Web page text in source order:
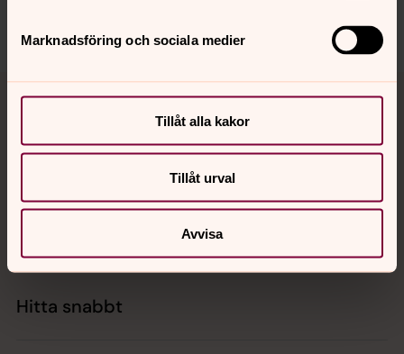
Marknadsföring och sociala medier
Tillåt alla kakor
Tillåt urval
Avvisa
Tillbaka till toppen
Tillbaka till innehållet
Hitta snabbt